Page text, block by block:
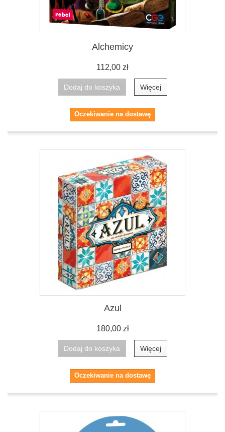
Alchemicy
112,00 zł
Dodaj do koszyka Więcej
Oczekiwanie na dostawę
Azul
180,00 zł
Dodaj do koszyka Więcej
Oczekiwanie na dostawę